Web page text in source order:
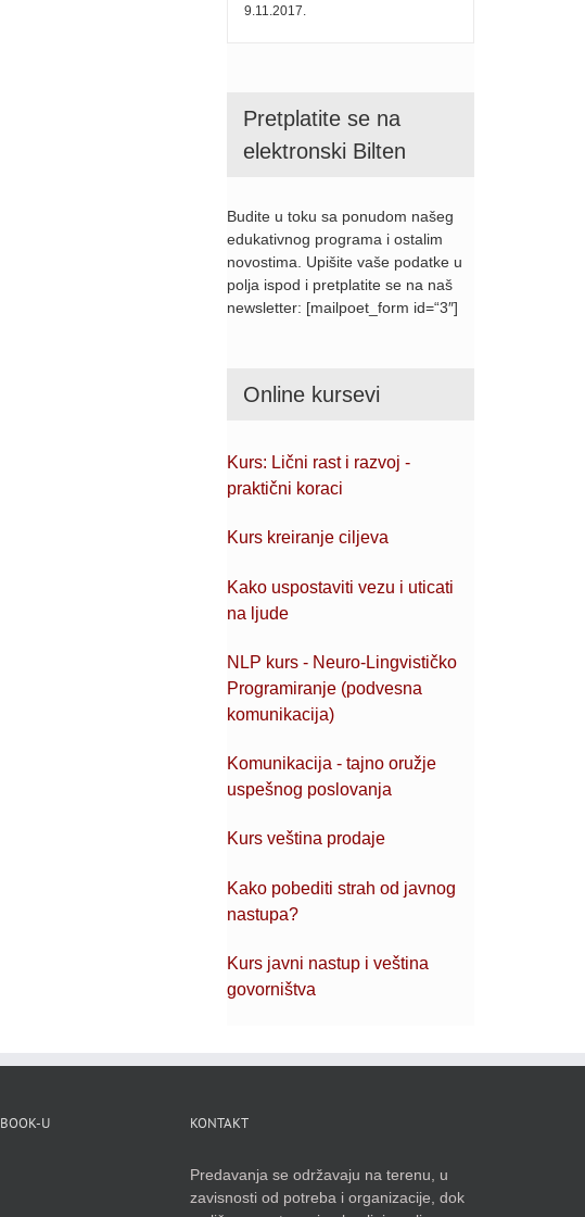
9.11.2017.
Pretplatite se na
elektronski Bilten
Budite u toku sa ponudom našeg
edukativnog programa i ostalim
novostima. Upišite vaše podatke u
polja ispod i pretplatite se na naš
newsletter: [mailpoet_form id=“3″]
Online kursevi
Kurs: Lični rast i razvoj -
praktični koraci
Kurs kreiranje ciljeva
Kako uspostaviti vezu i uticati
na ljude
NLP kurs - Neuro-Lingvističko
Programiranje (podvesna
komunikacija)
Komunikacija - tajno oružje
uspešnog poslovanja
Kurs veština prodaje
Kako pobediti strah od javnog
nastupa?
Kurs javni nastup i veština
govorništva
U KONTAKT
Predavanja se održavaju na terenu, u
zavisnosti od potreba i organizacije, dok